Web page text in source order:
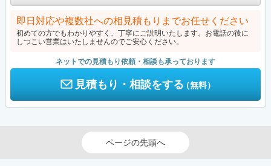
即日対応や複数社への相見積もりまでお任せください
初めての方でもわかりやすく、丁寧にご説明いたします。お電話の後に
しつこい営業はいたしませんのでご安心ください。
ネットでの見積もり依頼・相談も承っております
見積もり・相談をする（無料）
ページの先頭へ